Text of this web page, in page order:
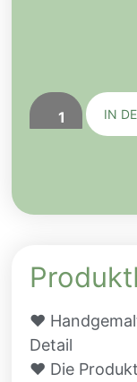
IN
♥
Detail
♥ Die